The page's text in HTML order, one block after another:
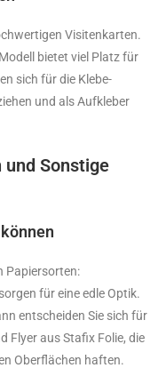
Visitenkarten.
bietet viel Platz für
sich für die Klebe-
und als Aufkleber
und Sonstige
Papiersorten:
für eine edle Optik.
entscheiden Sie sich für
Flyer aus Stafix Folie, die
Oberflächen haften.